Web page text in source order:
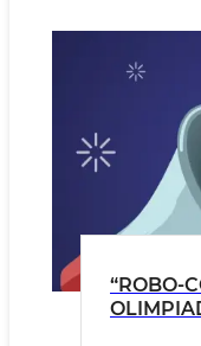
“ROBO-